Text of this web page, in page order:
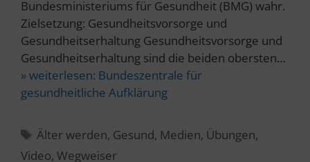
Bundesministeriums für Gesundheit (BMG) wahr.
Zielsetzung: Gesundheitsvorsorge und
Gesundheitserhaltung Gesundheitsvorsorge und
Gesundheitserhaltung sind die beiden obersten…
» weiterlesen: Bundeszentrale für
gesundheitliche Aufklärung
Schlagwörter
Älter werden, Gesund, Medien, Übungen,
Video, Wegweiser